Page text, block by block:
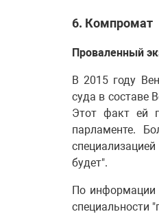
6. Компромат
Проваленный
В 2015 году
суда в составе
Этот факт ей
парламенте.
будет".
По информации
специальности